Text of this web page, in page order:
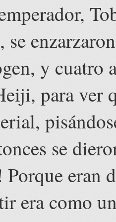
se
y cuatro
para ver
se
eran
era como